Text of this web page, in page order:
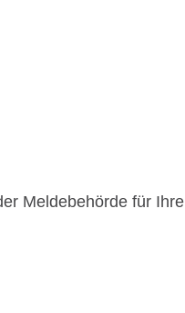
Meldebehörde für